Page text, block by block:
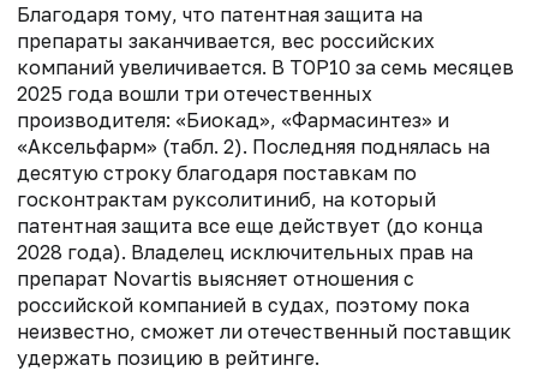
Благодаря тому, что патентная защита на
препараты заканчивается, вес российских
компаний увеличивается. В TOP10 за семь месяцев
2025 года вошли три отечественных
производителя: «Биокад», «Фармасинтез» и
«Аксельфарм» (табл. 2). Последняя поднялась на
десятую строку благодаря поставкам по
госконтрактам руксолитиниб, на который
патентная защита все еще действует (до конца
2028 года). Владелец исключительных прав на
препарат Novartis выясняет отношения с
российской компанией в судах, поэтому пока
неизвестно, сможет ли отечественный поставщик
удержать позицию в рейтинге.